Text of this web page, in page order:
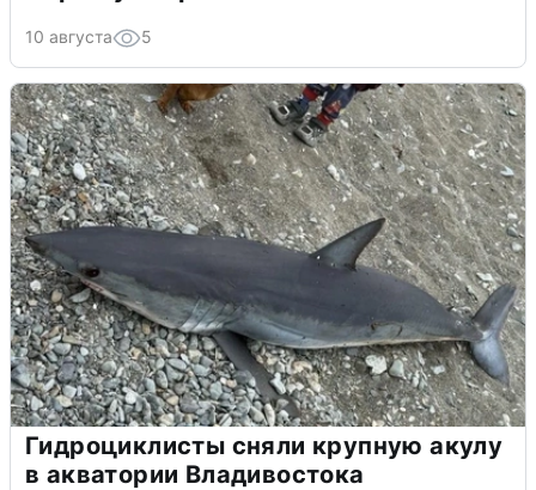
10 августа 5
Гидроциклисты сняли крупную акулу
в акватории Владивостока